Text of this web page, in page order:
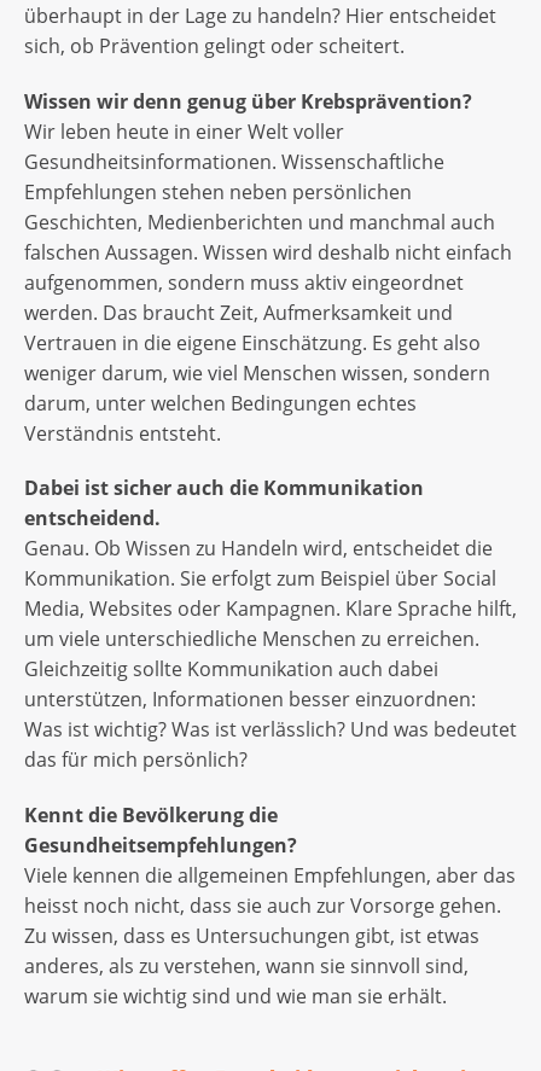
überhaupt in der Lage zu handeln? Hier entscheidet
sich, ob Prävention gelingt oder scheitert.
Wissen wir denn genug über Krebsprävention?
Wir leben heute in einer Welt voller
Gesundheitsinformationen. Wissenschaftliche
Empfehlungen stehen neben persönlichen
Geschichten, Medienberichten und manchmal auch
falschen Aussagen. Wissen wird deshalb nicht einfach
aufgenommen, sondern muss aktiv eingeordnet
werden. Das braucht Zeit, Aufmerksamkeit und
Vertrauen in die eigene Einschätzung. Es geht also
weniger darum, wie viel Menschen wissen, sondern
darum, unter welchen Bedingungen echtes
Verständnis entsteht.
Dabei ist sicher auch die Kommunikation
entscheidend.
Genau. Ob Wissen zu Handeln wird, entscheidet die
Kommunikation. Sie erfolgt zum Beispiel über Social
Media, Websites oder Kampagnen. Klare Sprache hilft,
um viele unterschiedliche Menschen zu erreichen.
Gleichzeitig sollte Kommunikation auch dabei
unterstützen, Informationen besser einzuordnen:
Was ist wichtig? Was ist verlässlich? Und was bedeutet
das für mich persönlich?
Kennt die Bevölkerung die
Gesundheitsempfehlungen?
Viele kennen die allgemeinen Empfehlungen, aber das
heisst noch nicht, dass sie auch zur Vorsorge gehen.
Zu wissen, dass es Untersuchungen gibt, ist etwas
anderes, als zu verstehen, wann sie sinnvoll sind,
warum sie wichtig sind und wie man sie erhält.